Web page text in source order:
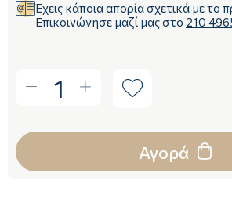
Έχεις κάποια απορία σχετικά με το
Επικοινώνησε μαζί μας στο 210
1
Αγορά